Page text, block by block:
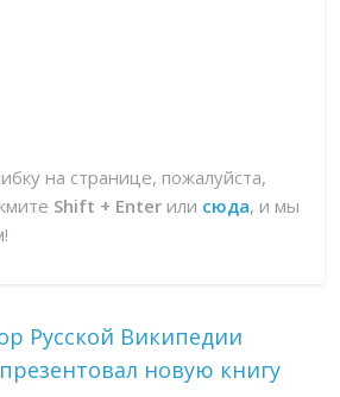
на странице, пожалуйста,
Shift + Enter или сюда, и мы
Русской Википедии
новую книгу